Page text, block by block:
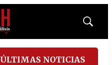
Mostrar
ÚLTIMAS NOTICIAS